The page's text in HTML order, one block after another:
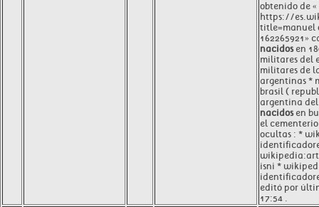
obtenido de «
https://
title=manuel
162265921»
nacidosen
militares del
militares de
argentinas *
brasil (
argentina
nacidosen
el
ocultas : *
isni *
editó por
17:54 .